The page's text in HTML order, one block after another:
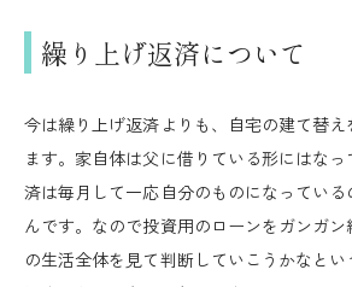
繰り上げ返済について
今は繰り上げ返済よりも、自宅の建て替
ます。家自体は父に借りている形にはな
済は毎月して一応自分のものになってい
んです。なので投資用のローンをガンガ
の生活全体を見て判断していこうかなと